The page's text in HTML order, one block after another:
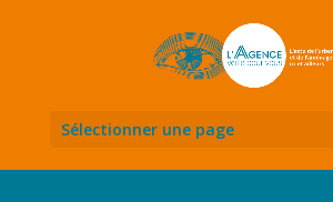
Sélectionner une page